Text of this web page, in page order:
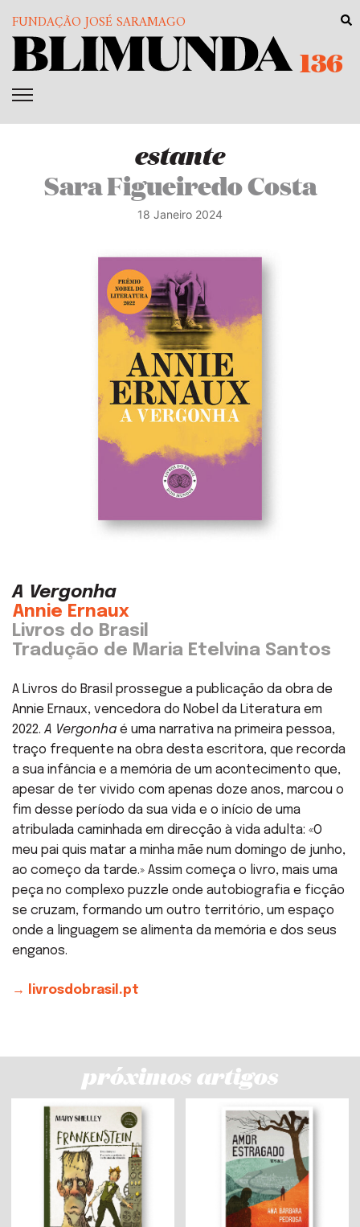
FUNDAÇÃO JOSÉ SARAMAGO
136
estante
Sara Figueiredo Costa
18 Janeiro 2024
A Vergonha
Annie Ernaux
Livros do Brasil
Tradução de Maria Etelvina Santos
A Livros do Brasil prossegue a publicação da obra de
Annie Ernaux, vencedora do Nobel da Literatura em
2022. A Vergonha é uma narrativa na primeira pessoa,
traço frequente na obra desta escritora, que recorda
a sua infância e a memória de um acontecimento que,
apesar de ter vivido com apenas doze anos, marcou o
fim desse período da sua vida e o início de uma
atribulada caminhada em direcção à vida adulta: «O
meu pai quis matar a minha mãe num domingo de junho,
ao começo da tarde.» Assim começa o livro, mais uma
peça no complexo puzzle onde autobiografia e ficção
se cruzam, formando um outro território, um espaço
onde a linguagem se alimenta da memória e dos seus
enganos.
→ livrosdobrasil.pt
próximos artigos